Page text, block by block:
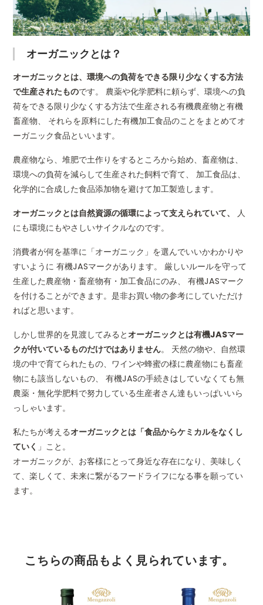
オーガニックとは？
オーガニックとは、環境への負荷をできる限り少なくする方法
で生産されたものです。 農薬や化学肥料に頼らず、環境への負
荷をできる限り少なくする方法で生産される有機農産物と有機
畜産物、 それらを原料にした有機加工食品のことをまとめてオ
ーガニック食品といいます。
農産物なら、堆肥で土作りをするところから始め、畜産物は、
環境への負荷を減らして生産された飼料で育て、 加工食品は、
化学的に合成した食品添加物を避けて加工製造します。
オーガニックとは自然資源の循環によって支えられていて、
人
にも環境にもやさしいサイクルなのです。
消費者が何を基準に「オーガニック」を選んでいいかわかりや
すいように 有機JASマークがあります。 厳しいルールを守って
生産した農産物・畜産物有・加工食品にのみ、 有機JASマーク
を付けることができます。是非お買い物の参考にしていただけ
ればと思います。
しかし世界的を見渡してみるとオーガニックとは有機JASマー
クが付いているものだけではありません。 天然の物や、自然環
境の中で育てられたもの、ワインや蜂蜜の様に農産物にも畜産
物にも該当しないもの、 有機JASの手続きはしていなくても無
農薬・無化学肥料で努力している生産者さん達もいっぱいいら
っしゃいます。
私たちが考えるオーガニックとは「食品からケミカルをなくし
ていく 」こと。
オーガニックが、お客様にとって身近な存在になり、美味しく
て、楽しくて、未来に繋がるフードライフになる事を願ってい
ます。
こちらの商品もよく見られています。